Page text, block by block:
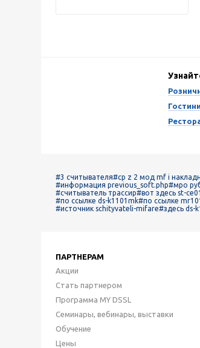
#3 считывателя#cp z 2 мод mf i
#информация previous_soft.php#мро
#считыватель трассир#вот здесь st-
#по ссылке ds-k1101mk#по ссылке
#источник schityvateli-mifare#здесь ds-
ПАРТНЕРАМ
Акции
Стать партнером
Программа MY DSSL
Семинары, вебинары, выставки
Обучение
Цены